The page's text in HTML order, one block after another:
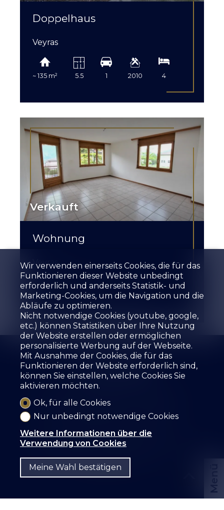
Menü
Doppelhaus
Veyras
~ 135 m² 5.5 1 2010 4
Verkauft
Wohnung
Veyras
4.5 2 1. Stock 1987
Die Agentur Zu verkaufen
Ihre Immobilie schätzen
Die Mitarbeiter
Gästebuch
Referenzen
SZ IMMOBILIER SA
Route des Fontanettes 12
info@sz-immo.ch
Wir verwenden einerseits Cookies, die für das
Funktionieren dieser Website unbedingt
erforderlich und anderseits Statistik- und
Marketing-Cookies, um die Navigation und die
Abläufe zu optimieren.
Nicht notwendige Cookies (youtube, google,
etc.) können Statistiken über Ihre Nutzung
der Website erstellen oder ermöglichen
personalisierte Werbung auf der Webseite.
Mit Ausnahme der Cookies, die für das
Funktionieren der Website erforderlich sind,
können Sie einstellen, welche Cookies Sie
aktivieren möchten.
Ok, für alle Cookies
Nur unbedingt notwendige Cookies
Weitere Informationen über die
Verwendung von Cookies
Meine Wahl bestätigen